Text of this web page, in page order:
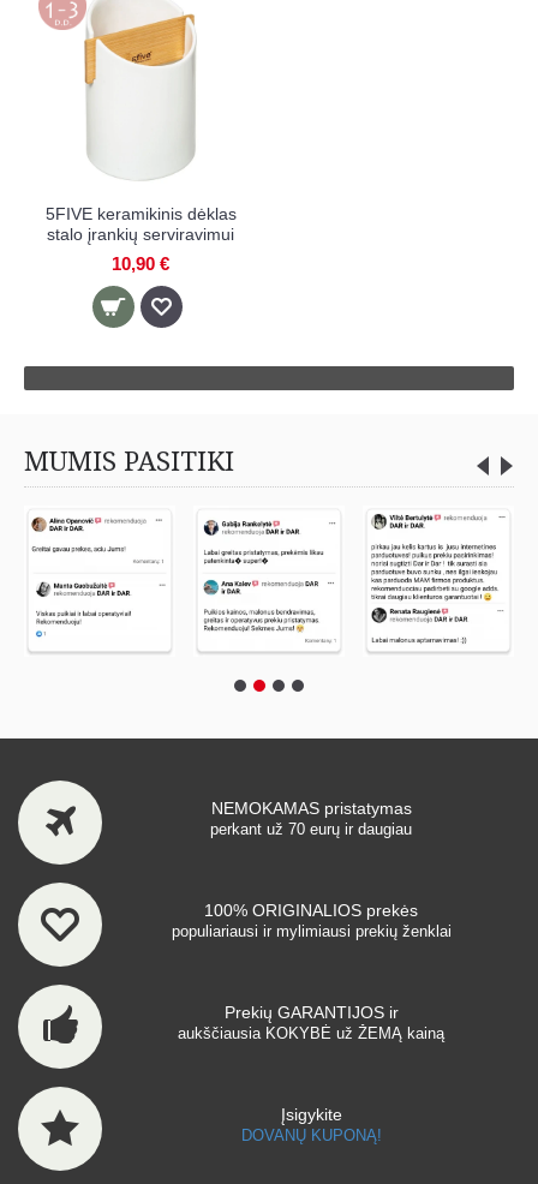
5FIVE keramikinis dėklas
stalo įrankių serviravimui
10,90 €
MUMIS PASITIKI
NEMOKAMAS pristatymas
perkant už 70 eurų ir daugiau
100% ORIGINALIOS prekės
populiariausi ir mylimiausi prekių ženklai
Prekių GARANTIJOS ir
aukščiausia KOKYBĖ už ŽEMĄ kainą
Įsigykite
DOVANŲ KUPONĄ!